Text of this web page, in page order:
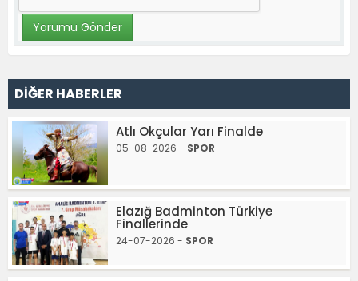
DİĞER HABERLER
Atlı Okçular Yarı Finalde
05-08-2026 - SPOR
Elazığ Badminton Türkiye
Finallerinde
24-07-2026 - SPOR